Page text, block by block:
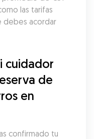
las tarifas
debes acordar
cuidador
de
en
confirmado tu